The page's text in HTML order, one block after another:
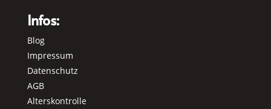
Infos:
Blog
Impressum
Datenschutz
AGB
Alterskontrolle